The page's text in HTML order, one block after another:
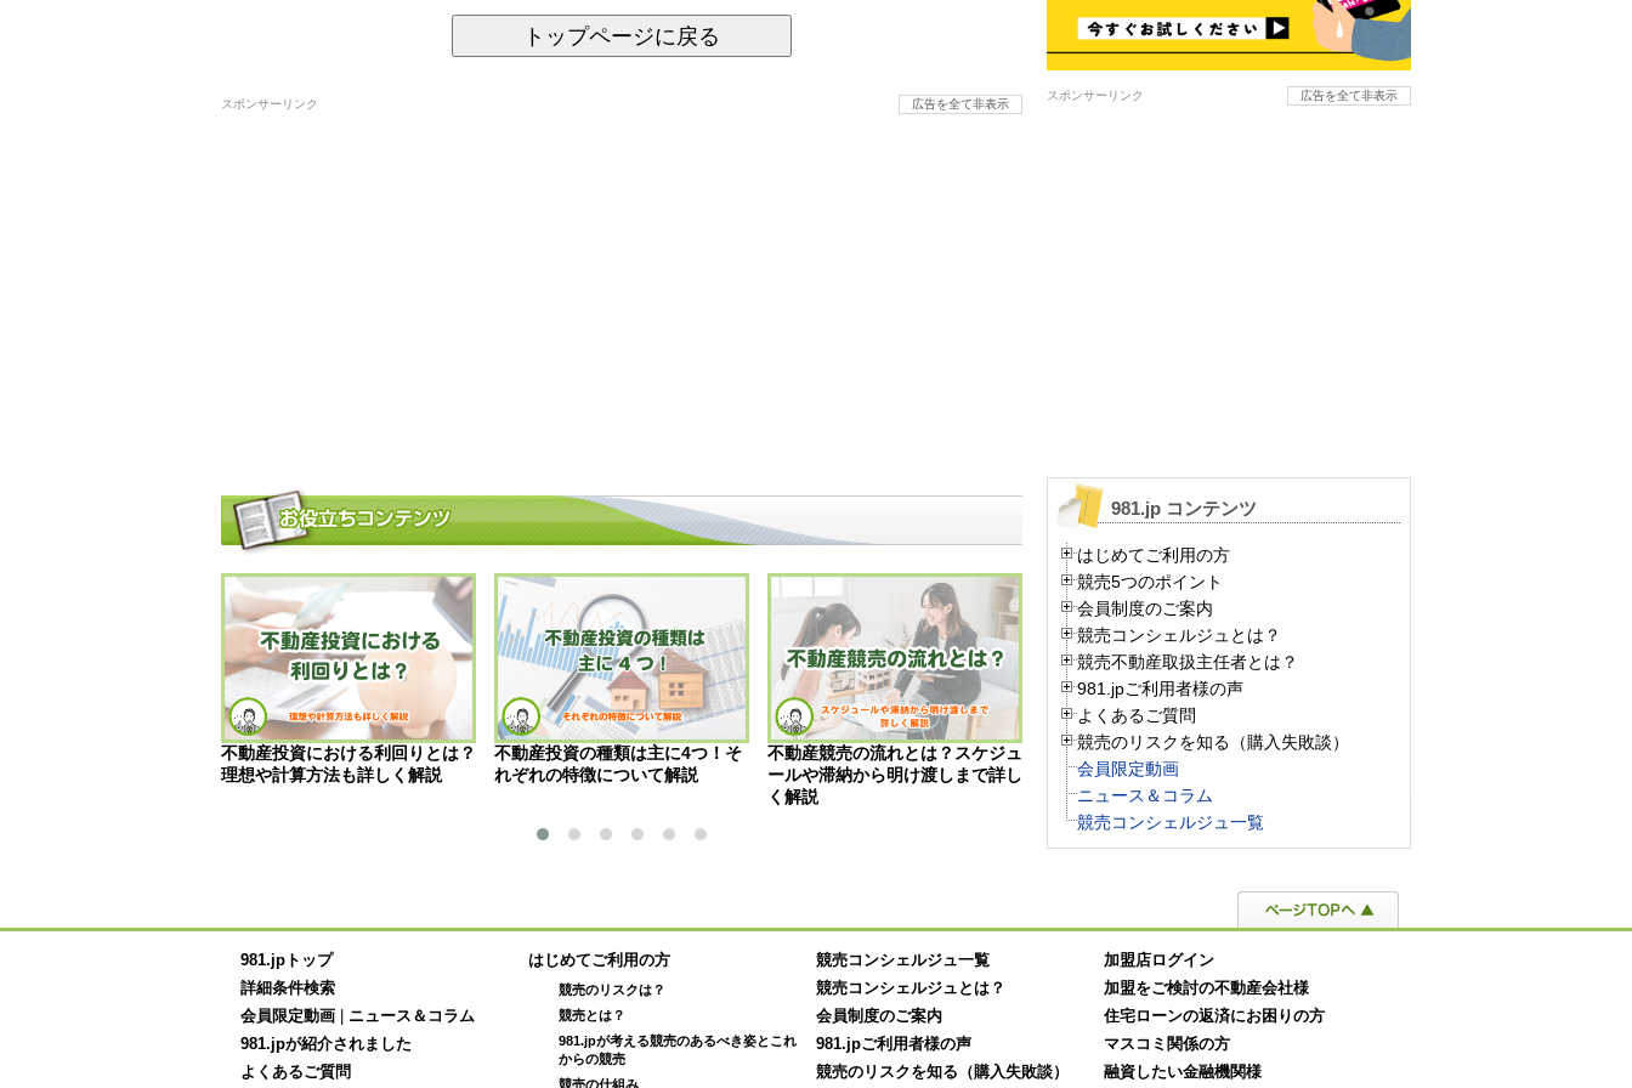
トップページに戻る
スポンサーリンク 広告を全て非表示
不動産投資における利回りとは？
理想や計算方法も詳しく解説
不動産投資の種類は主に4つ！そ
れぞれの特徴について解説
不動産競売の流れとは？スケジュ
ールや滞納から明け渡しまで詳し
く解説
競売物件とは？メリット・リス
ク、購入方法や注意点を詳しく解
説！
競売物件から出て行かない人の対
スポンサーリンク 広告を全て非表示
981.jp コンテンツ
はじめてご利用の方
競売5つのポイント
会員制度のご案内
競売コンシェルジュとは？
競売不動産取扱主任者とは？
981.jpご利用者様の声
よくあるご質問
競売のリスクを知る（購入失敗談）
会員限定動画
ニュース＆コラム
競売コンシェルジュ一覧
981.jpトップ
詳細条件検索
会員限定動画
ニュース＆コラム
981.jpが紹介されました
よくあるご質問
はじめてご利用の方
競売のリスクは？
競売とは？
981.jpが考える競売のあるべき姿とこれ
からの競売
競売の仕組み
競売コンシェルジュ一覧
競売コンシェルジュとは？
会員制度のご案内
981.jpご利用者様の声
競売のリスクを知る（購入失敗談）
加盟店ログイン
加盟をご検討の不動産会社様
住宅ローンの返済にお困りの方
マスコミ関係の方
融資したい金融機関様